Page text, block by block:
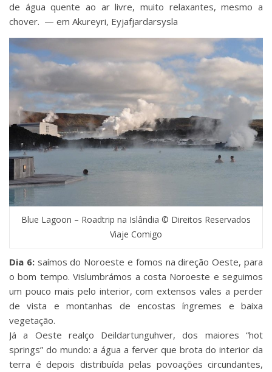
de água quente ao ar livre, muito relaxantes, mesmo a
chover. — em Akureyri, Eyjafjardarsysla
Blue Lagoon – Roadtrip na Islândia © Direitos Reservados
Viaje Comigo
Dia 6:saímos do Noroeste e fomos na direção Oeste, para
o bom tempo. Vislumbrámos a costa Noroeste e seguimos
um pouco mais pelo interior, com extensos vales a perder
de vista e montanhas de encostas íngremes e baixa
vegetação.
Já a Oeste realço Deildartunguhver, dos maiores “hot
springs” do mundo: a água a ferver que brota do interior da
terra é depois distribuída pelas povoações circundantes,